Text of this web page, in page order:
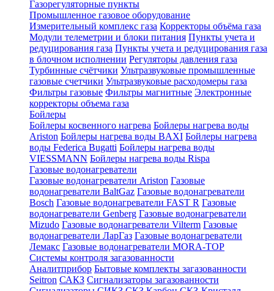
Газорегуляторные пункты
Промышленное газовое оборудование
Измерительный комплекс газа Корректоры объёма газа
Модули телеметрии и блоки питания Пункты учета и
редуцирования газа Пункты учета и редуцирования газа
в блочном исполнении Регуляторы давления газа
Турбинные счётчики Ультразвуковые промышленные
газовые счетчики Ультразвуковые расходомеры газа
Фильтры газовые Фильтры магнитные Электронные
корректоры объема газа
Бойлеры
Бойлеры косвенного нагрева Бойлеры нагрева воды
Ariston Бойлеры нагрева воды BAXI Бойлеры нагрева
воды Federica Bugatti Бойлеры нагрева воды
VIESSMANN Бойлеры нагрева воды Rispa
Газовые водонагреватели
Газовые водонагреватели Ariston Газовые
водонагреватели BaltGaz Газовые водонагреватели
Bosch Газовые водонагреватели FAST R Газовые
водонагреватели Genberg Газовые водонагреватели
Mizudo Газовые водонагреватели Vilterm Газовые
водонагреватели ЛарГаз Газовые водонагреватели
Лемакс Газовые водонагреватели MORA-TOP
Системы контроля загазованности
Аналитприбор Бытовые комплекты загазованности
Seitron САКЗ Сигнализаторы загазованности